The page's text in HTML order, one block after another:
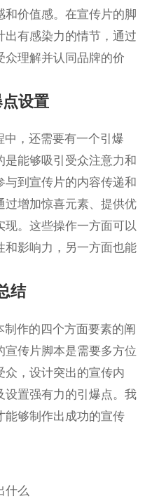
价值感。在宣传片的脚
有感染力的情节，通过
众理解并认同品牌的价
点设置
，还需要有一个引爆
是能够吸引受众注意力和
到宣传片的内容传递和
过增加惊喜元素、提供优
。这些操作一方面可以
和影响力，另一方面也能
结
作的四个方面要素的阐
传片脚本是需要多方位
众，设计突出的宣传内
设置强有力的引爆点。我
能够制作出成功的宣传
什么